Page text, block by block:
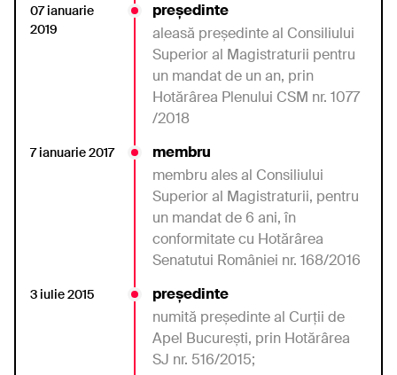
07 ianuarie
2019
președinte
aleasă preşedinteal Consiliului
Superior al Magistraturii pentru
un mandat de un an, prin
Hotărârea Plenului CSM nr. 1077
/2018
7 ianuarie 2017
membru
membru ales al Consiliului
Superior al Magistraturii, pentru
un mandat de 6 ani, în
conformitate cu Hotărârea
Senatutui României nr. 168/2016
3 iulie 2015
președinte
numită preşedinte al Curţii de
Apel Bucureşti, prin Hotărârea
SJ nr. 516/2015;